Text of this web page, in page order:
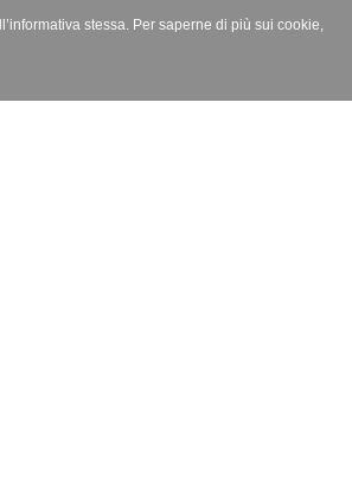
stessa. Per saperne di più sui cookie,